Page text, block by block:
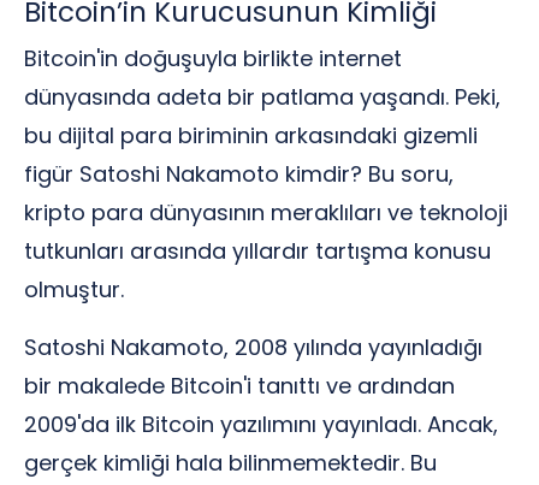
Bitcoin’in Kurucusunun Kimliği
Bitcoin'in doğuşuyla birlikte internet
dünyasında adeta bir patlama yaşandı. Peki,
bu dijital para biriminin arkasındaki gizemli
figür Satoshi Nakamoto kimdir? Bu soru,
kripto para dünyasının meraklıları ve teknoloji
tutkunları arasında yıllardır tartışma konusu
olmuştur.
Satoshi Nakamoto, 2008 yılında yayınladığı
bir makalede Bitcoin'i tanıttı ve ardından
2009'da ilk Bitcoin yazılımını yayınladı. Ancak,
gerçek kimliği hala bilinmemektedir. Bu